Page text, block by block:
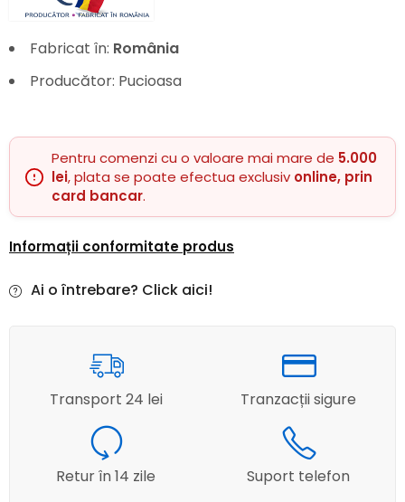
Fabricat în: România
Producător: Pucioasa
Pentru comenzi cu o valoare mai mare de 5.000
lei, plata se poate efectua exclusiv online, prin
card bancar.
Informații conformitate produs
Ai o întrebare? Click aici!
Transport 24 lei Tranzacții sigure
Retur în 14 zile Suport telefon